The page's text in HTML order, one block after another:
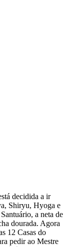
decidida a ir
Shiryu, Hyoga e
a neta de
dourada. Agora
12 Casas do
pedir ao Mestre